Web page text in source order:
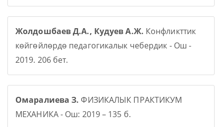
Жолдошбаев Д.А., Кудуев А.Ж. Конфликттик
көйгөйлөрдө педагогикалык чебердик - Ош -
2019. 206 бет.
Омаралиева З. ФИЗИКАЛЫК ПРАКТИКУМ
МЕХАНИКА - Ош: 2019 – 135 б.